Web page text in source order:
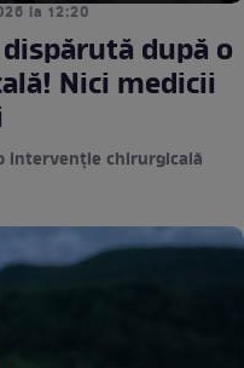
la 12:20
după o
Nici medicii
intervenție chirurgicală